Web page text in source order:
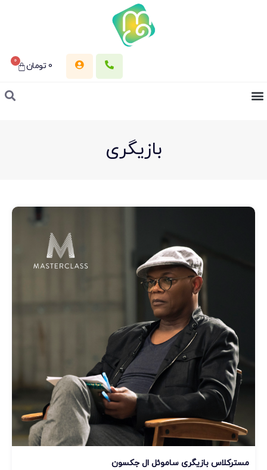
0 تومان 0
بازیگری
مسترکلاس بازیگری ساموئل ال جکسون